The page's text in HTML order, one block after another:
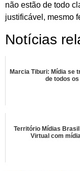
não estão de todo
justificável, mesmo
Notícias
Marcia Tiburi: Mídia se
de todos
Território Mídias
Virtual com